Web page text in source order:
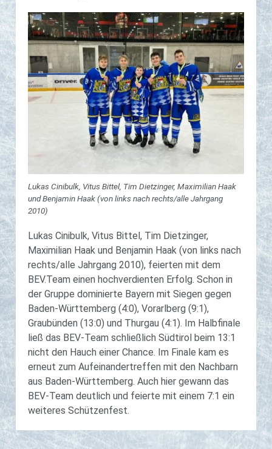
Lukas Cinibulk, Vitus Bittel, Tim Dietzinger, Maximilian Haak
und Benjamin Haak (von links nach rechts/alle Jahrgang
2010)
Lukas Cinibulk, Vitus Bittel, Tim Dietzinger,
Maximilian Haak und Benjamin Haak (von links nach
rechts/alle Jahrgang 2010), feierten mit dem
BEV.Team einen hochverdienten Erfolg. Schon in
der Gruppe dominierte Bayern mit Siegen gegen
Baden-Württemberg (4:0), Vorarlberg (9:1),
Graubünden (13:0) und Thurgau (4:1). Im Halbfinale
ließ das BEV-Team schließlich Südtirol beim 13:1
nicht den Hauch einer Chance. Im Finale kam es
erneut zum Aufeinandertreffen mit den Nachbarn
aus Baden-Württemberg. Auch hier gewann das
BEV-Team deutlich und feierte mit einem 7:1 ein
weiteres Schützenfest.